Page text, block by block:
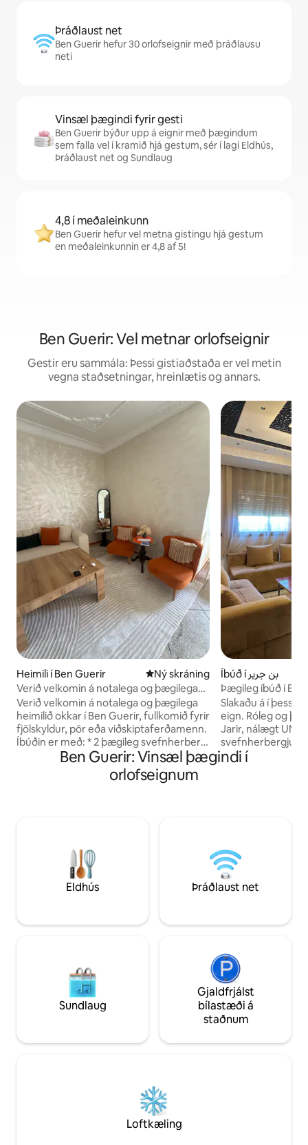
Þráðlaust net
Ben Guerir hefur 30 orlofseignir með þráðlausu
neti
Vinsæl þægindi fyrir gesti
Ben Guerir býður upp á eignir með þægindum
sem falla vel í kramið hjá gestum, sér í lagi Eldhús,
Þráðlaust net og Sundlaug
4,8 í meðaleinkunn
Ben Guerir hefur vel metna gistingu hjá gestum
en meðaleinkunnin er 4,8 af 5!
Ben Guerir: Vel metnar orlofseignir
Gestir eru sammála: Þessi gistiaðstaða er vel metin
vegna staðsetningar, hreinlætis og annars.
Heimili í Ben Guerir Ný gistiaðstaða
Ný skráning
Verið velkomin á notalega og þægilega
heimilið okkar í Ben Guerir
Verið velkomin á notalega og þægilega
heimilið okkar í Ben Guerir, fullkomið fyrir
fjölskyldur, pör eða viðskiptaferðamenn.
Íbúðin er með: * 2 þægileg svefnherbergi
* Rúmgóð og björt stofa (salon) * Fullbúið
eldhús * Hreint baðherbergi * Bílastæði
til að skoða Ben Guerir eða heimsækja
áfangastaði í nágrenninu.
Íbúð í بن جرير
Þægileg íbúð í
Slakaðu á í
eign. Róleg og
Jarir, nálægt
og fullbúnu
og fullbúnu
fyrir fjölskyldur,
friðsællar og
Ben Guerir: Vinsæl þægindi í
orlofseignum
Eldhús Þráðlaust net
Sundlaug
Gjaldfrjálst
bílastæði á
staðnum
Loftkæling